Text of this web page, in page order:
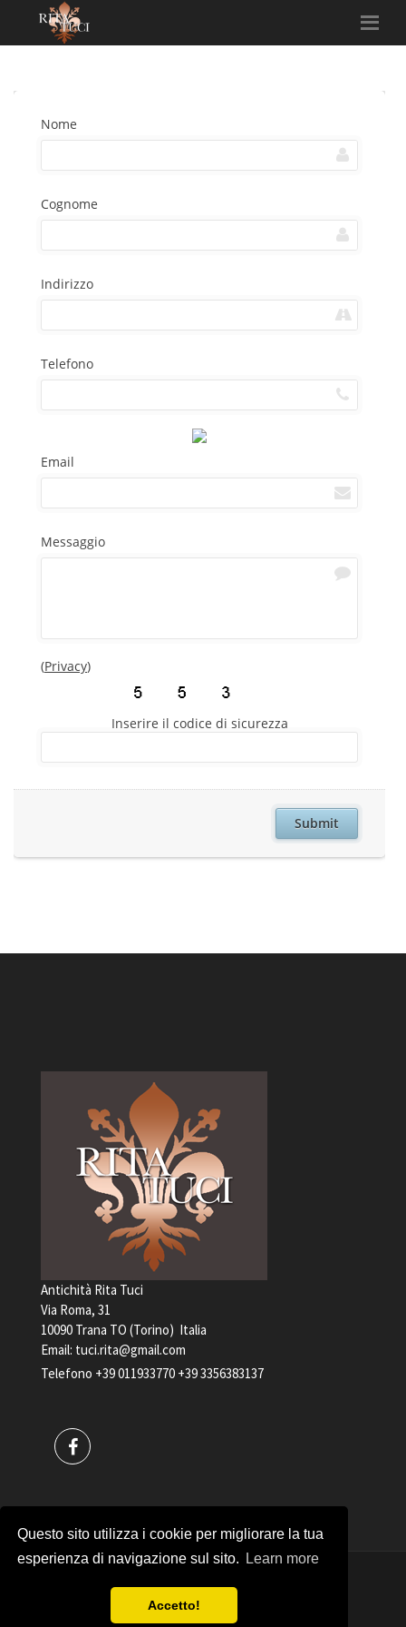
Questo sito utilizza i cookie per migliorare la tua
esperienza di navigazione sul sito.
Learn more
Accetto!
Antichità Rita Tuci
Via Roma, 31
10090 Trana TO (Torino) Italia
Email: tuci.rita@gmail.com
Telefono +39 011933770 +39 3356383137
Antichità Rita Tuci PARTITA IVA 04898240017
Copyrights © 2017